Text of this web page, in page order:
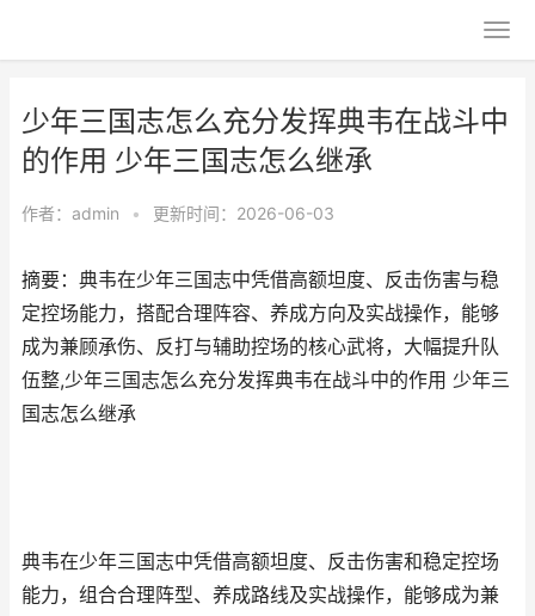
少年三国志怎么充分发挥典韦在战斗中
的作用 少年三国志怎么继承
作者： admin • 更新时间：2026-06-03
摘要：典韦在少年三国志中凭借高额坦度、反击伤害与稳
定控场能力，搭配合理阵容、养成方向及实战操作，能够
成为兼顾承伤、反打与辅助控场的核心武将，大幅提升队
伍整,少年三国志怎么充分发挥典韦在战斗中的作用 少年三
国志怎么继承
典韦在少年三国志中凭借高额坦度、反击伤害和稳定控场
能力，组合合理阵型、养成路线及实战操作，能够成为兼